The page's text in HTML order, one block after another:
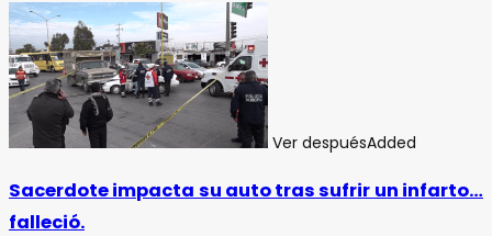
Ver despuésAdded
Sacerdote impacta su auto tras sufrir un infarto…
falleció.